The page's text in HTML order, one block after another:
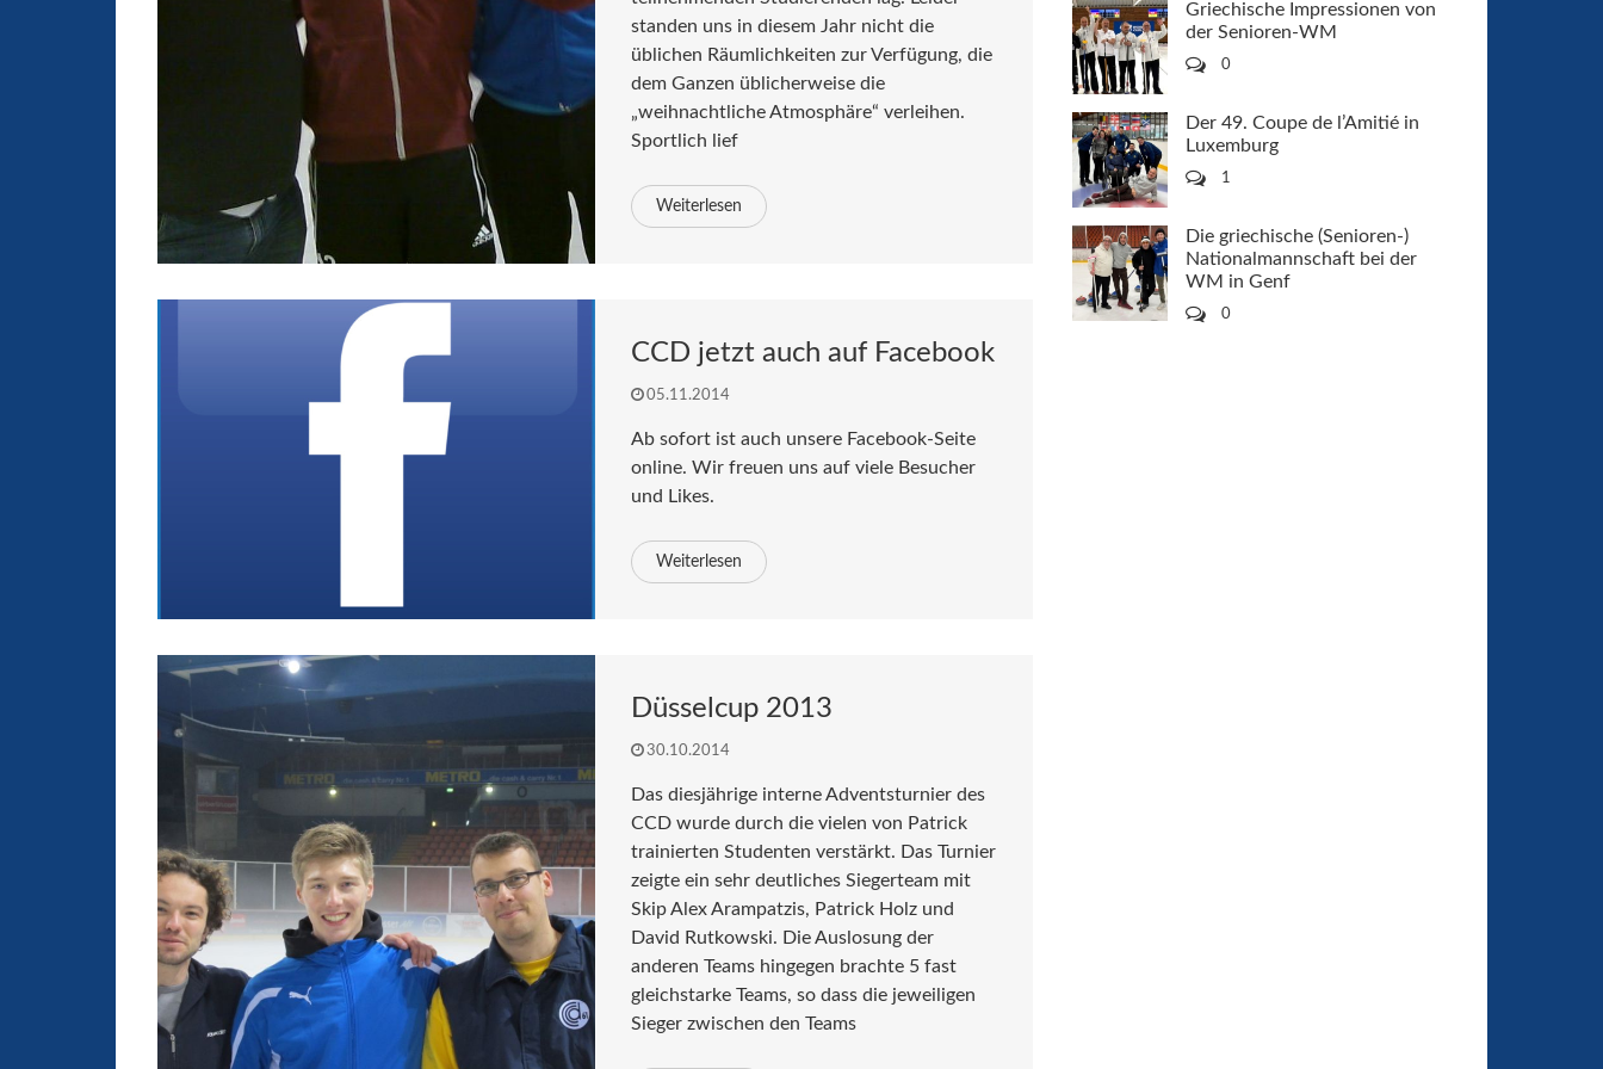
standen uns in diesem Jahr nicht die
üblichen Räumlichkeiten zur Verfügung, die
dem Ganzen üblicherweise die
„weihnachtliche Atmosphäre“ verleihen.
Sportlich lief
Weiterlesen
CCD jetzt auch auf Facebook
05.11.2014
Ab sofort ist auch unsere Facebook-Seite
online. Wir freuen uns auf viele Besucher
und Likes.
Weiterlesen
Düsselcup 2013
30.10.2014
Das diesjährige interne Adventsturnier des
CCD wurde durch die vielen von Patrick
trainierten Studenten verstärkt. Das Turnier
zeigte ein sehr deutliches Siegerteam mit
Skip Alex Arampatzis, Patrick Holz und
David Rutkowski. Die Auslosung der
anderen Teams hingegen brachte 5 fast
gleichstarke Teams, so dass die jeweiligen
Sieger zwischen den Teams
Griechische Impressionen von
der Senioren-WM
0
Der 49. Coupe de l’Amitié in
Luxemburg
1
Die griechische (Senioren-)
Nationalmannschaft bei der
WM in Genf
0